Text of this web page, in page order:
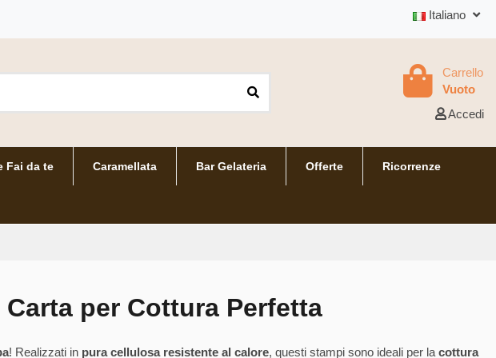
Italiano
Carrello
Vuoto
Accedi
Fai da te Caramellata Bar Gelateria Offerte Ricorrenze
per Cottura Perfetta
! Realizzati in pura cellulosa resistente al calore, questi stampi sono ideali per la cottura